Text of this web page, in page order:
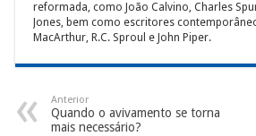
reformada, como João Calvino, Charles
Jones, bem como escritores
MacArthur, R.C. Sproul e John Piper.
Anterior
Quando o avivamento se torna
mais necessário?